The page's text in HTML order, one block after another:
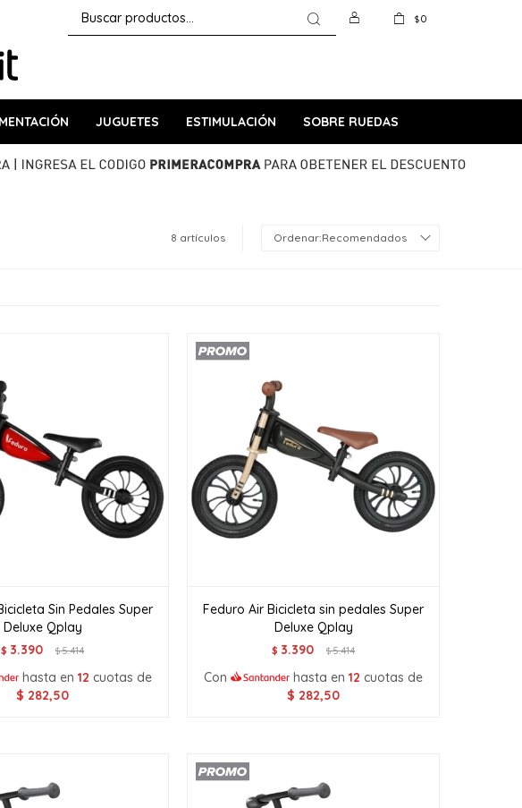
JUGUETES ESTIMULACIÓN SOBRE RUEDAS
$0
8 artículos Recomendados
Sin Pedales Super
Deluxe Qplay
$ 3.390 $5.414
hasta en12 cuotas de
$ 282,50
Feduro Air Bicicleta sin pedales Super
Deluxe Qplay
$ 3.390 $5.414
Con hasta en12 cuotas de
$ 282,50